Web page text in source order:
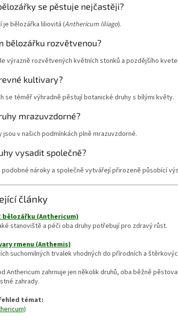
se pěstuje nejčastěji?
je bělozářka liliovitá (Anthericum liliago).
bělozářku rozvětvenou?
výrazně rozvětvených květních stonků a pozdějšího
kultivary?
se téměř výhradně pěstují botanické druhy s bílými květy.
mrazuvzdorné?
jsou v našich podmínkách plně mrazuvzdorné.
vysadit společně?
podobné nároky a společně vytvářejí přirozeně působící
články
(Anthericum)
stanoviště a péči oba druhy potřebují pro zdravý růst.
rmenu (Anthemis)
suchomilných trvalek vhodných do přírodních a
Anthericum zahrnuje jen několik druhů, oba běžně
zahrady.
témat: